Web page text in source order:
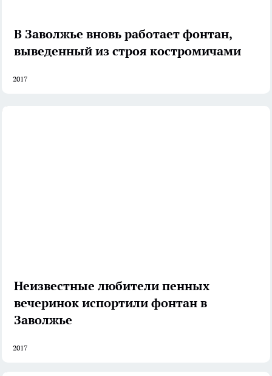
В Заволжье вновь работает фонтан,
выведенный из строя костромичами
2017
Неизвестные любители пенных
вечеринок испортили фонтан в
Заволжье
2017